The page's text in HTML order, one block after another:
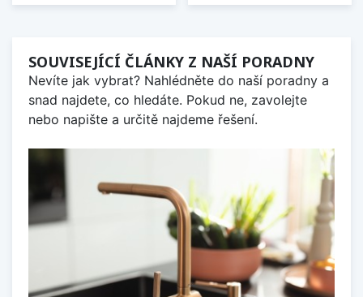
SOUVISEJÍCÍ ČLÁNKY Z NAŠÍ PORADNY
Nevíte jak vybrat? Nahlédněte do naší poradny a
snad najdete, co hledáte. Pokud ne, zavolejte
nebo napište a určitě najdeme řešení.